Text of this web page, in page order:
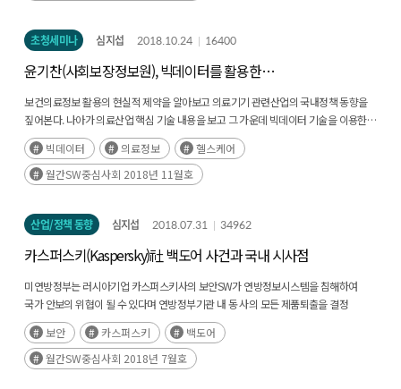
초청세미나 심지섭 2018.10.24 16400
윤기찬(사회보장정보원), 빅데이터를 활용한
보건의료정보시스템 활용방안
보건의료정보 활용의 현실적 제약을 알아보고 의료기기 관련산업의 국내정책 동향을
짚어본다. 나아가 의료산업 핵심 기술 내용을 보고 그 가운데 빅데이터 기술을 이용한
보건의료정보 플랫폼을 구축하는 과정, 해외의 의료기술 동향을 확인하고
보건의료정보 시스템의 구축 과제와 전망을 들어본다.
빅데이터 의료정보
헬스케어
월간SW중심사회 2018년 11월호
산업/정책 동향 심지섭 2018.07.31 34962
카스퍼스키(Kaspersky)社 백도어 사건과 국내 시사점
미연방정부는 러시아기업 카스퍼스키사의 보안SW가 연방정보시스템을 침해하여
국가 안보의 위협이 될 수 있다며 연방정부기관 내 동 사의 모든 제품퇴출을 결정
백도어로 인한 보안문제는 국가 안보문제로 확대되어 가는데 국내에선 이에 대한
대비가 미흡하여 법제도 측면의 보완이 필요함
보안 카스퍼스키
백도어
월간SW중심사회 2018년 7월호